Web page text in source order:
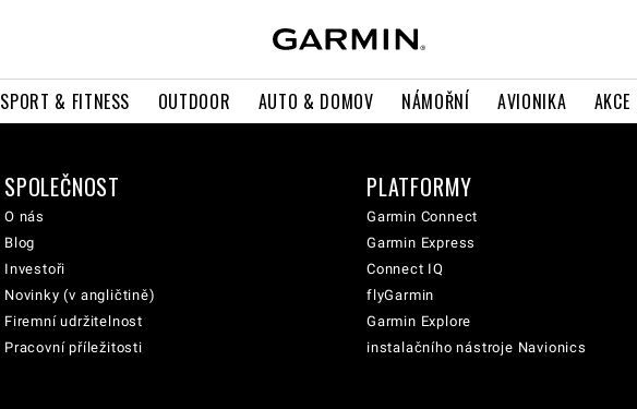
SPORT & FITNESS OUTDOOR AUTO & DOMOV NÁMOŘNÍ AVIONIKA AKCE
SPOLEČNOST
O nás
Blog
Investoři
Novinky (v angličtině)
Firemní udržitelnost
Pracovní příležitosti
PLATFORMY
Garmin Connect
Garmin Express
Connect IQ
flyGarmin
Garmin Explore
instalačního nástroje Navionics